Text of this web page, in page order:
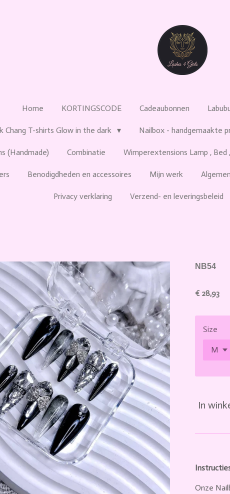
Home KORTINGSCODE Cadeaubonnen
Chang T-shirts Glow in the dark Nailbox - handgemaakte
(Handmade) Combinatie Wimperextensions Lamp ,
Benodigdheden en accessoires Mijn werk
Privacy verklaring Verzend- en leveringsbeleid
NB54
€ 28,93
Size
In
Onze